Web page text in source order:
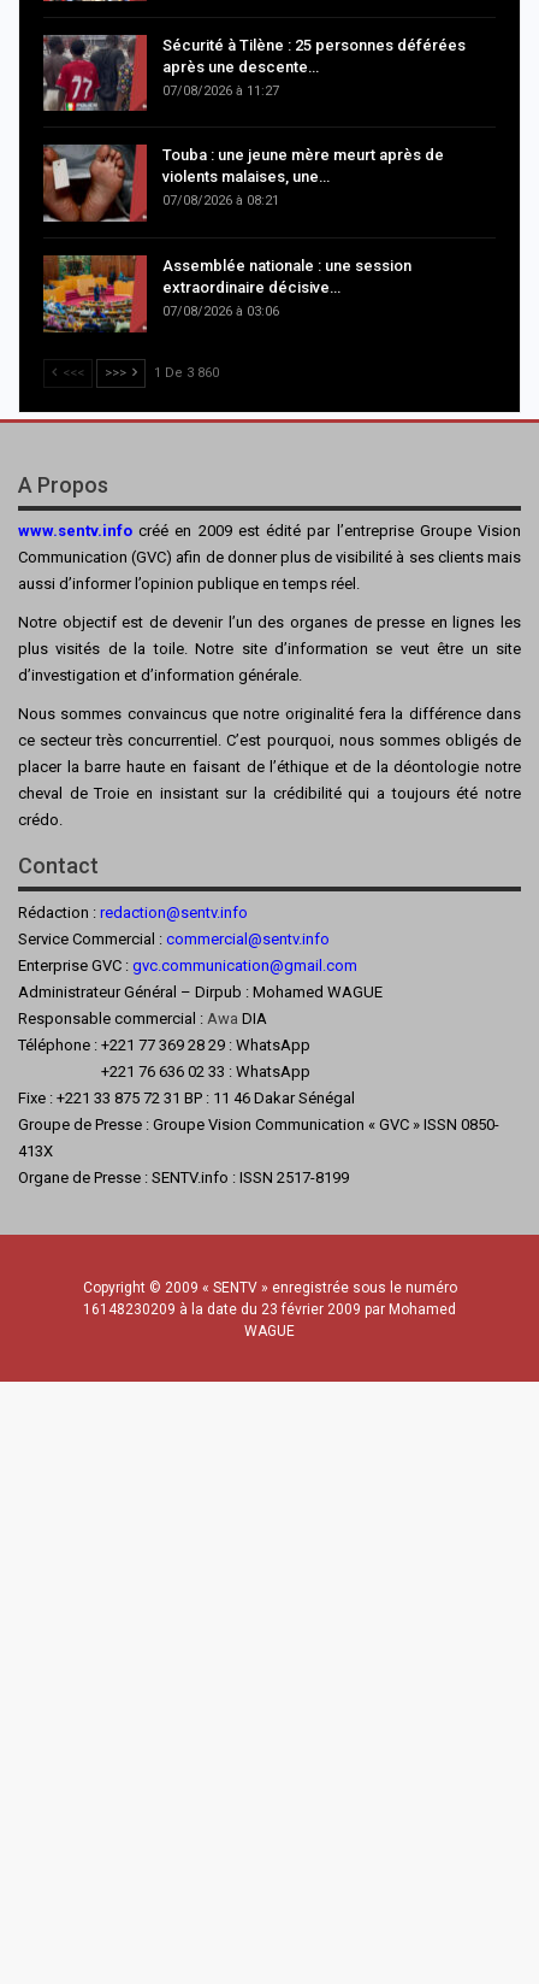
Sécurité à Tilène : 25 personnes déférées
après une descente…
07/08/2026 à 11:27
Touba : une jeune mère meurt après de
violents malaises, une…
07/08/2026 à 08:21
Assemblée nationale : une session
extraordinaire décisive…
07/08/2026 à 03:06
<<< >>> 1 De 3 860
A Propos
www.sentv.info créé en 2009 est édité par l’entreprise Groupe Vision
Communication (GVC) afin de donner plus de visibilité à ses clients mais
aussi d’informer l’opinion publique en temps réel.
Notre objectif est de devenir l’un des organes de presse en lignes les
plus visités de la toile. Notre site d’information se veut être un site
d’investigation et d’information générale.
Nous sommes convaincus que notre originalité fera la différence dans
ce secteur très concurrentiel. C’est pourquoi, nous sommes obligés de
placer la barre haute en faisant de l’éthique et de la déontologie notre
cheval de Troie en insistant sur la crédibilité qui a toujours été notre
crédo.
Contact
Rédaction : redaction@sentv.info
Service Commercial : commercial@sentv.info
Enterprise GVC : gvc.communication@gmail.com
Administrateur Général – Dirpub : Mohamed WAGUE
Responsable commercial : Awa DIA
Téléphone : +221 77 369 28 29 : WhatsApp
+221 76 636 02 33 : WhatsApp
Fixe : +221 33 875 72 31 BP : 11 46 Dakar Sénégal
Groupe de Presse : Groupe Vision Communication « GVC » ISSN 0850-
413X
Organe de Presse : SENTV.info : ISSN 2517-8199
Copyright © 2009 « SENTV » enregistrée sous le numéro
16148230209 à la date du 23 février 2009 par Mohamed
WAGUE